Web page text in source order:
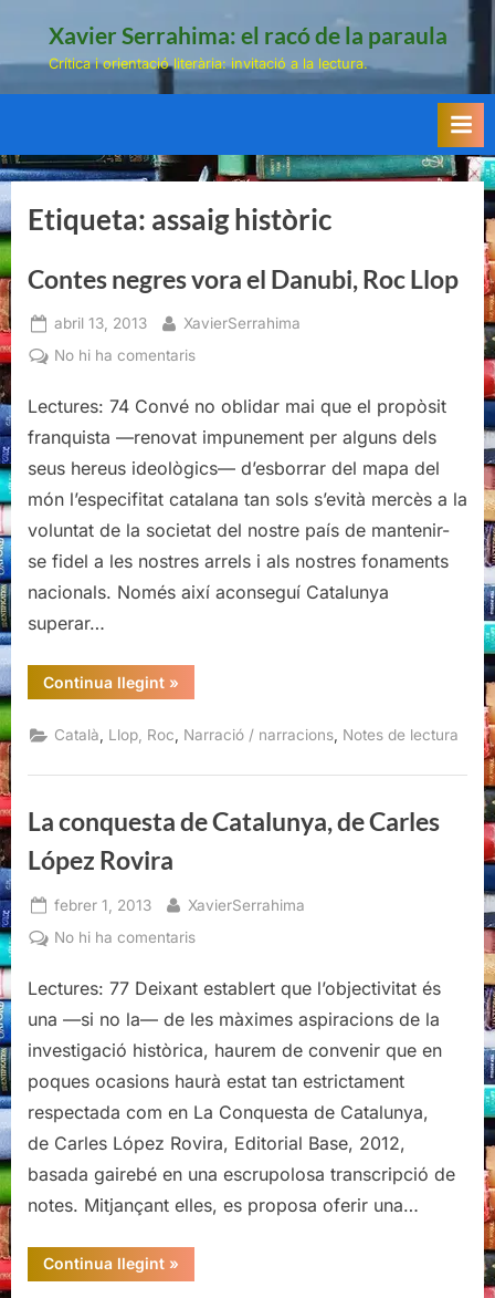
Xavier Serrahima: el racó de la paraula
Crítica i orientació literària: invitació a la lectura.
Etiqueta: assaig històric
Contes negres vora el Danubi, Roc Llop
Posted
on
abril 13, 2013 By
XavierSerrahima
No hi ha comentarisa
negres
vora
Danubi,
Roc
Llop
Lectures: 74 Convé no oblidar mai que el propòsit
franquista —renovat impunement per alguns dels
seus hereus ideològics— d’esborrar del mapa del
món l’especifitat catalana tan sols s’evità mercès a la
voluntat de la societat del nostre país de mantenir-
se fidel a les nostres arrels i als nostres fonaments
nacionals. Només així aconseguí Catalunya
superar…
Continua llegint“Contes
negres
el
Danubi,
Llop”
»
Català Llop, Roc Narració / narracions Notes de lectura
La conquesta de Catalunya, de Carles
López Rovira
Posted
on
febrer 1, 2013 By
XavierSerrahima
No hi ha comentarisa
conquesta
de
de
Carles
López
Rovira
Lectures: 77 Deixant establert que l’objectivitat és
una —si no la— de les màximes aspiracions de la
investigació històrica, haurem de convenir que en
poques ocasions haurà estat tan estrictament
respectada com en La Conquesta de Catalunya,
de Carles López Rovira, Editorial Base, 2012,
basada gairebé en una escrupolosa transcripció de
notes. Mitjançant elles, es proposa oferir una…
Continua llegint“La
conquesta
»